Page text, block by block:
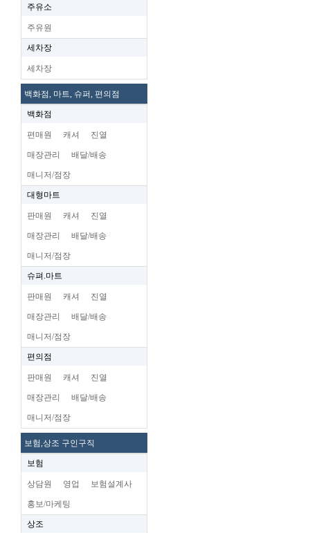
주유소
주유원
세차장
세차장
백화점, 마트, 슈퍼, 편의점
백화점
편매원 캐셔 진열
매장관리 배달/배송
매니저/점장
대형마트
판매원 캐셔 진열
매장관리 배달/배송
매니저/점장
슈펴.마트
판매원 캐셔 진열
매장관리 배달/배송
매니저/점장
편의점
판매원 캐셔 진열
매장관리 배달/배송
매니저/점장
보험,상조 구인구직
보험
상담원 영업 보험설계사
홍보/마케팅
상조